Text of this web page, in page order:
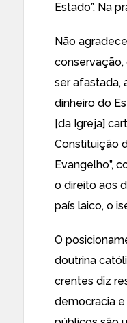
Estado”. Na
Não
conservação,
ser afastada,
dinheiro do
[da Igreja]
Constituição
Evangelho”,
o direito aos
país laico, o
O
doutrina
crentes diz
democracia